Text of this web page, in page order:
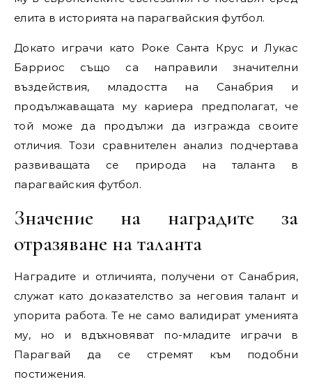
елита в историята на парагвайския футбол.
Докато играчи като Роке Санта Крус и Лукас
Барриос също са направили значителни
въздействия, младостта на Санабрия и
продължаващата му кариера предполагат, че
той може да продължи да изгражда своите
отличия. Този сравнителен анализ подчертава
развиващата се природа на таланта в
парагвайския футбол.
Значение на наградите за
отразяване на таланта
Наградите и отличията, получени от Санабрия,
служат като доказателство за неговия талант и
упорита работа. Те не само валидират уменията
му, но и вдъхновяват по-младите играчи в
Парагвай да се стремят към подобни
постижения.